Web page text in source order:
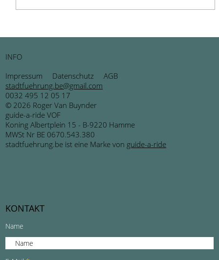
KONTAKT
Name
INFO
Impressum
Datenschutz
AGB
stadtfuehrung.be@gmail.com
0032 495 12 05 17
© 2026 Roger Van Buynder
guide-a-ride VOF
Koning Albertplein 15 - B-9220 Hamme
MWSt Nr BE 0670.543.380
stadtfuehrung.be ist eine Marke von guide-a-ride